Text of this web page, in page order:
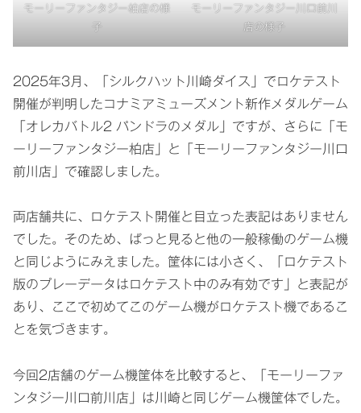
モーリーファンタジー柏店の様
子
モーリーファンタジー川口前川
店の様子
2025年3月、「シルクハット川崎ダイス」でロケテスト
開催が判明したコナミアミューズメント新作メダルゲーム
「オレカバトル2 パンドラのメダル」ですが、さらに「モ
ーリーファンタジー柏店」と「モーリーファンタジー川口
前川店」で確認しました。
両店舗共に、ロケテスト開催と目立った表記はありません
でした。そのため、ぱっと見ると他の一般稼働のゲーム機
と同じようにみえました。筐体には小さく、「ロケテスト
版のプレーデータはロケテスト中のみ有効です」と表記が
あり、ここで初めてこのゲーム機がロケテスト機であるこ
とを気づきます。
今回2店舗のゲーム機筐体を比較すると、「モーリーファ
ンタジー川口前川店」は川崎と同じゲーム機筐体でした。